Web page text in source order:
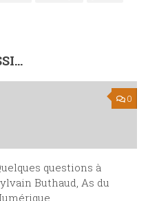
0
questions à
Buthaud, As du